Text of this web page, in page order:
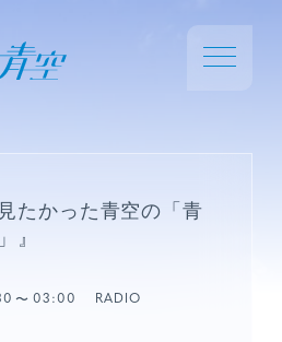
たかった青空の「青
』
03:00 RADIO